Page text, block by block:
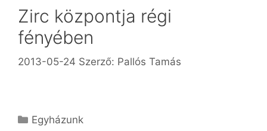
Zirc központja régi
fényében
2013-05-24 Szerző: Pallós Tamás
Kategória
Egyházunk